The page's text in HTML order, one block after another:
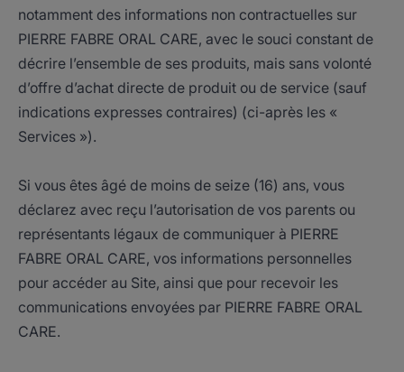
notamment des informations non contractuelles sur
PIERRE FABRE ORAL CARE, avec le souci constant de
décrire l’ensemble de ses produits, mais sans volonté
d’offre d’achat directe de produit ou de service (sauf
indications expresses contraires) (ci-après les «
Services »).
Si vous êtes âgé de moins de seize (16) ans, vous
déclarez avec reçu l’autorisation de vos parents ou
représentants légaux de communiquer à PIERRE
FABRE ORAL CARE, vos informations personnelles
pour accéder au Site, ainsi que pour recevoir les
communications envoyées par PIERRE FABRE ORAL
CARE.